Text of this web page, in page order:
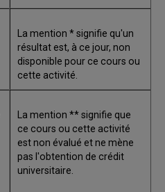
La mention * signifie qu'un
résultat est, à ce jour, non
disponible pour ce cours ou
cette activité.
La mention ** signifie que
ce cours ou cette activité
est non évalué et ne mène
pas l'obtention de crédit
universitaire.